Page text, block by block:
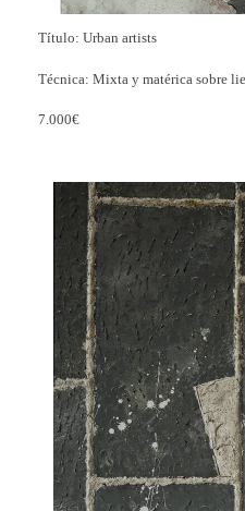
Título: Urban artists
Técnica: Mixta y matérica sobre
7.000€